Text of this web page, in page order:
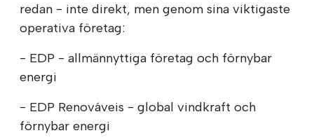
redan - inte direkt, men genom sina viktigaste
operativa företag:
- EDP - allmännyttiga företag och förnybar
energi
- EDP Renováveis - global vindkraft och
förnybar energi